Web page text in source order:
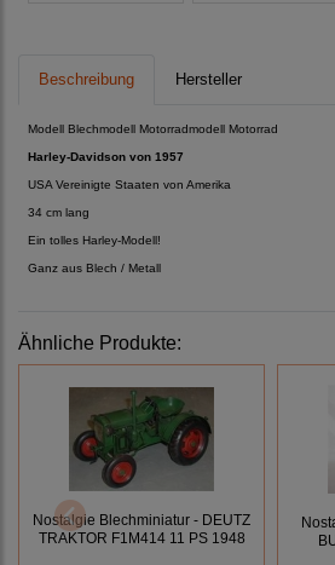
Beschreibung Hersteller
Modell Blechmodell Motorradmodell Motorrad
Harley-Davidson von 1957
USA Vereinigte Staaten von Amerika
34 cm lang
Ein tolles Harley-Modell!
Ganz aus Blech / Metall
Ähnliche Produkte:
Nostalgie Blechminiatur - DEUTZ
TRAKTOR F1M414 11 PS 1948